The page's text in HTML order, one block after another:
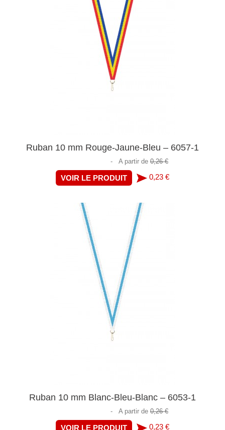
Ruban 10 mm Rouge-Jaune-Bleu – 6057-1
- A partir de 0,26 €
VOIR LE PRODUIT 0,23 €
Ruban 10 mm Blanc-Bleu-Blanc – 6053-1
- A partir de 0,26 €
VOIR LE PRODUIT 0,23 €